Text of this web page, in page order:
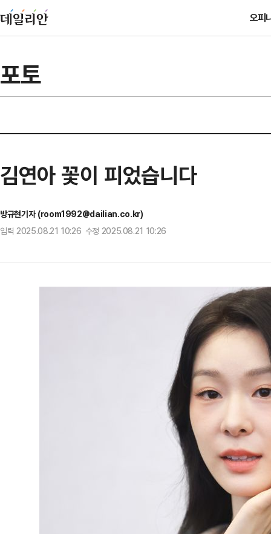
오피
포토
김연아 꽃이 피었습니다
방규현기자 (room1992@dailian.co.kr)
입력 2025.08.21 10:26 수정 2025.08.21 10:26